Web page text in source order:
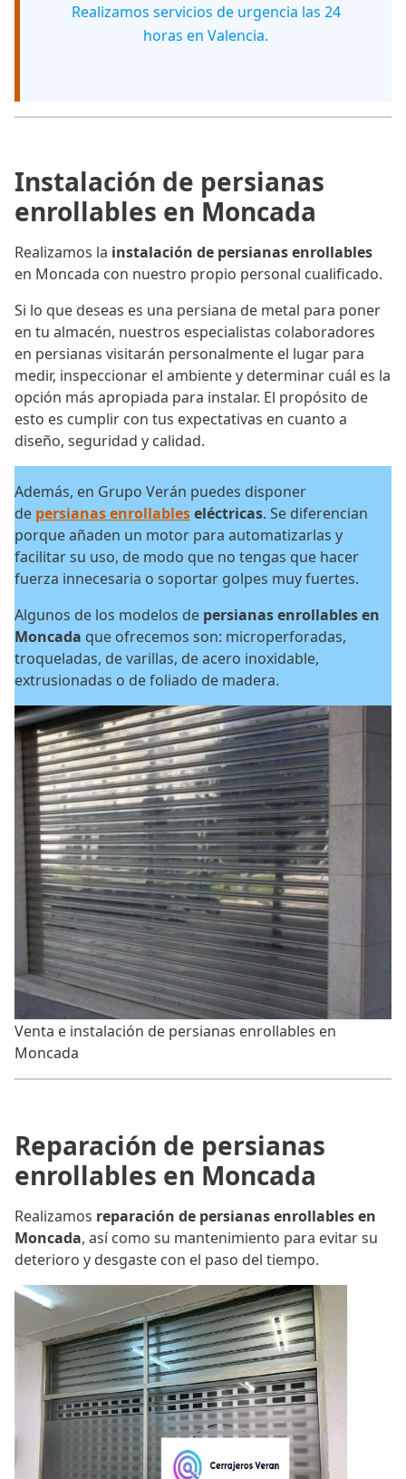
Realizamos servicios de urgencia las 24
horas en Valencia.
Instalación de persianas
enrollables en Moncada
Realizamos la instalación de persianas enrollables
en Moncada con nuestro propio personal cualificado.
Si lo que deseas es una persiana de metal para poner
en tu almacén, nuestros especialistas colaboradores
en persianas visitarán personalmente el lugar para
medir, inspeccionar el ambiente y determinar cuál es la
opción más apropiada para instalar. El propósito de
esto es cumplir con tus expectativas en cuanto a
diseño, seguridad y calidad.
Además, en Grupo Verán puedes disponer
de persianas enrollableseléctricas. Se diferencian
porque añaden un motor para automatizarlas y
facilitar su uso, de modo que no tengas que hacer
fuerza innecesaria o soportar golpes muy fuertes.
Algunos de los modelos de persianas enrollables en
Moncada que ofrecemos son: microperforadas,
troqueladas, de varillas, de acero inoxidable,
extrusionadas o de foliado de madera.
Venta e instalación de persianas enrollables en
Moncada
Reparación de persianas
enrollables en Moncada
Realizamos reparación de persianas enrollables en
Moncada, así como su mantenimiento para evitar su
deterioro y desgaste con el paso del tiempo.